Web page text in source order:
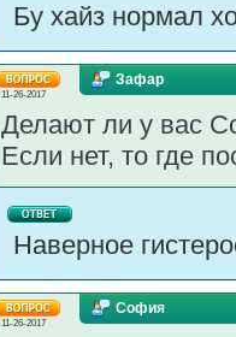
Бу хайз нормал
11-26-2017
Зафар
Делают ли у вас
Если нет, то где
Наверное
11-26-2017
София